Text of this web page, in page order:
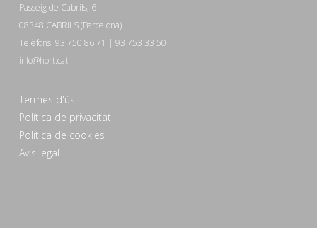
Passeig de Cabrils, 6
08348 CABRILS (Barcelona)
Telèfons: 93 750 86 71 | 93 753 33 50
info@hort.cat
Termes d'ús
Política de privacitat
Política de cookies
Avís legal